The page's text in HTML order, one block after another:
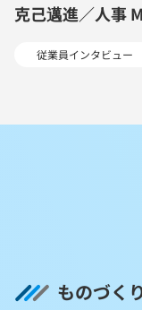
克己邁進／人事
従業員インタビュー
ものづく